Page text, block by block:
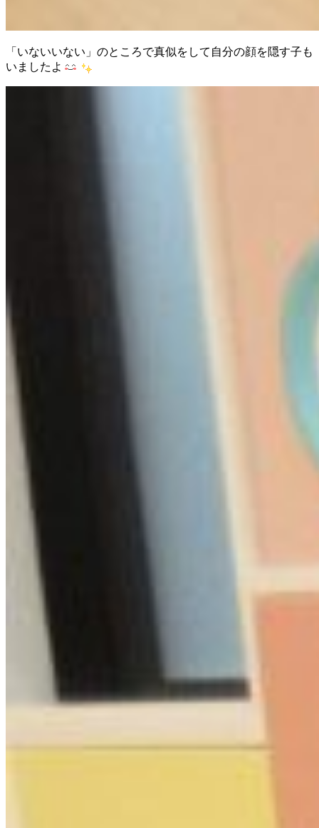
「いないいない」のところで真似をして自分の顔を隠す子も
いましたよ